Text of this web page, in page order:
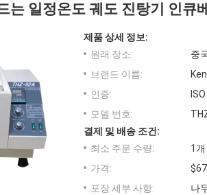
는 일정온도 궤도 진탕기 인큐
제품 상세 정보:
원래 장소:
중
브랜드 이름:
인증:
ISO
모델 번호:
결제 및 배송 조건:
최소 주문 수량:
1
가격:
포장 세부 사항:
나